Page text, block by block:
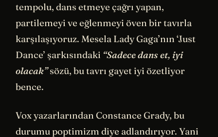
tempolu, dans etmeye çağrı yapan,
partilemeyi ve eğlenmeyi öven bir tavırla
karşılaşıyoruz. Mesela Lady Gaga’nın ‘Just
Dance’ şarkısındaki “Sadece dans et, iyi
olacak”sözü, bu tavrı gayet iyi özetliyor
bence.
Vox yazarlarından Constance Grady, bu
durumu poptimizm diye adlandırıyor. Yani